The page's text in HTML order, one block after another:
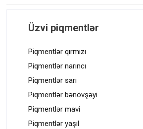
Üzvi piqmentlər
Piqmentlər qırmızı
Piqmentlər narıncı
Piqmentlər sarı
Piqmentlər bənövşəyi
Piqmentlər mavi
Piqmentlər yaşıl